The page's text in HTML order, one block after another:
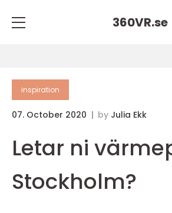
360VR.se
inspiration
07. October 2020 by Julia Ekk
Letar ni
Stockholm?